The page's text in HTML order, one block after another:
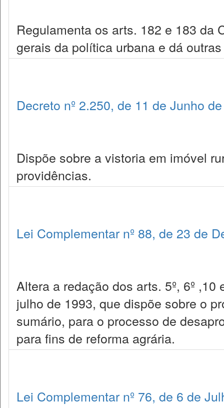
Regulamenta os arts. 182 e 183 da
gerais da política urbana e dá
Decreto nº 2.250, de 11 de Junho
Dispõe sobre a vistoria em imóvel
providências.
Lei Complementar nº 88, de 23 de
Altera a redação dos arts. 5º, 6º
julho de 1993, que dispõe sobre o
sumário, para o processo de
para fins de reforma agrária.
Lei Complementar nº 76, de 6 de